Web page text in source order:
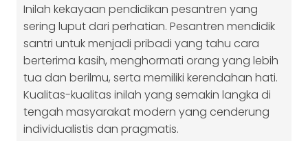
Inilah kekayaan pendidikan pesantren yang
sering luput dari perhatian. Pesantren mendidik
santri untuk menjadi pribadi yang tahu cara
berterima kasih, menghormati orang yang lebih
tua dan berilmu, serta memiliki kerendahan hati.
Kualitas-kualitas inilah yang semakin langka di
tengah masyarakat modern yang cenderung
individualistis dan pragmatis.